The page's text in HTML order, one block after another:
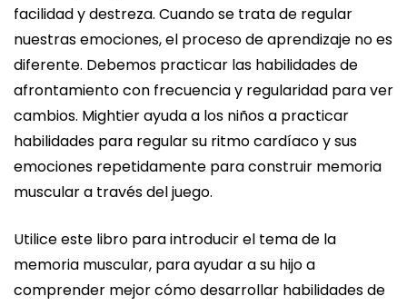
facilidad y destreza. Cuando se trata de regular
nuestras emociones, el proceso de aprendizaje no es
diferente. Debemos practicar las habilidades de
afrontamiento con frecuencia y regularidad para ver
cambios. Mightier ayuda a los niños a practicar
habilidades para regular su ritmo cardíaco y sus
emociones repetidamente para construir memoria
muscular a través del juego.
Utilice este libro para introducir el tema de la
memoria muscular, para ayudar a su hijo a
comprender mejor cómo desarrollar habilidades de